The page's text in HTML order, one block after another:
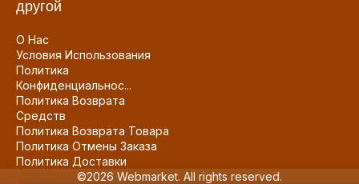
другой
О Нас
Условия Использования
Политика
Конфиденциальнос...
Политика Возврата
Средств
Политика Возврата Товара
Политика Отмены Заказа
Политика Доставки
©2026 Webmarket. All rights reserved.